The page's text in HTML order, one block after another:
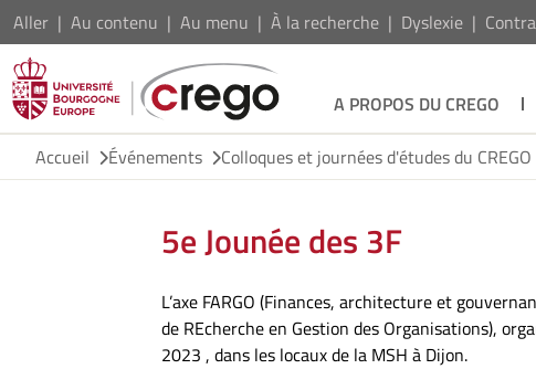
Aller Au contenu Au menu À la recherche Dyslexie
A PROPOS DU CREGO
Accueil
Événements Colloques et journées d'études du CREGO
5e Jounée des 3F
L’axe FARGO (Finances, architecture et
de REcherche en Gestion des Organisations),
2023 , dans les locaux de la MSH à Dijon.